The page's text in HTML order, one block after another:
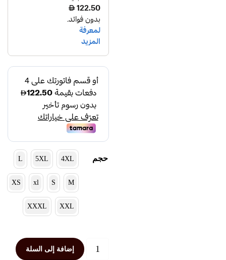
حجم 4XL
5XL
L
M
S
xl
XS
XXL
XXXL
إضافة إلى السلة